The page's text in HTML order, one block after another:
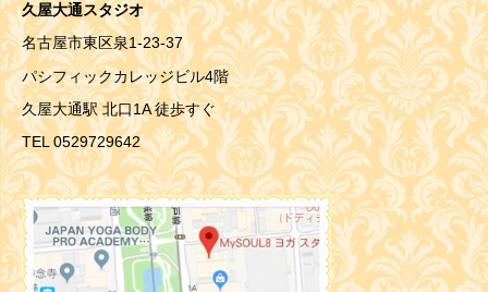
久屋大通スタジオ
名古屋市東区泉1-23-37
パシフィックカレッジビル4階
久屋大通駅 北口1A 徒歩すぐ
TEL 0529729642